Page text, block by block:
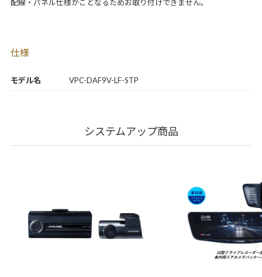
モデル名 VPC-DAF9V-LF-STP
配線・パネル仕様がことなるためお取り付けできません。
仕様
システムアップ商品